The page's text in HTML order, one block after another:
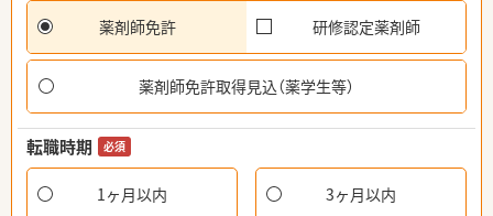
薬剤師免許 研修認定薬剤師
薬剤師免許取得見込（薬学生等）
転職時期 必須
1ヶ月以内 3ヶ月以内